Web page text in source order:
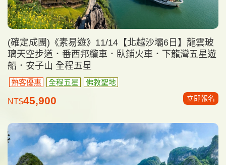
(確定成團)《素易遊》11/14【北越沙壩6日】龍雲玻
璃天空步道．番西邦纜車．臥鋪火車．下龍灣五星遊
船．安子山 全程五星
熟客優惠 全程五星 佛教聖地
NT$45,900 立即報名